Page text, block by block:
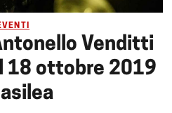
Venditti
18 ottobre 2019